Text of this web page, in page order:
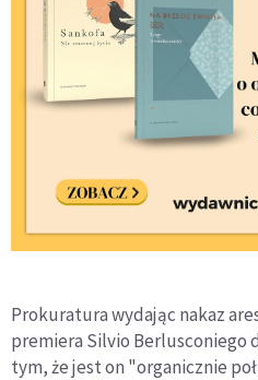
Prokuratura wydając nakaz
premiera Silvio Berlusconiego
tym, że jest on "organicznie